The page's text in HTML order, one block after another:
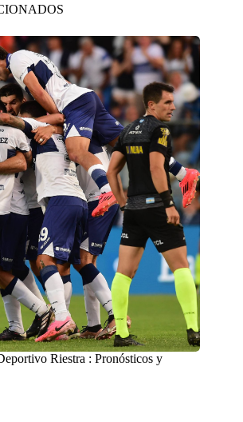
Riestra : Pronósticos y